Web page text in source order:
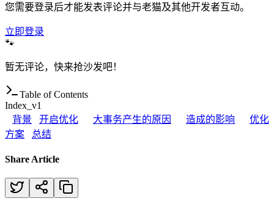
您需要登录后才能发表评论并与老猫及其他开发者互动。
立即登录
🐾
暂无评论，快来抢沙发吧！
Table of Contents
Index_v1
背景
开启优化 大事务产生的原因 造成的影响
优化
方案
总结
Share Article